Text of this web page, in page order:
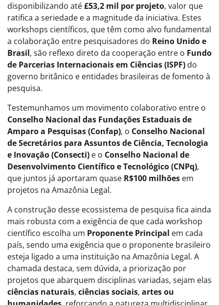
disponibilizando até£53,2 mil por projeto, valor que
ratifica a seriedade e a magnitude da iniciativa. Estes
workshops científicos, que têm como alvo fundamental
a colaboração entre pesquisadores do Reino Unido e
Brasil, são reflexo direto da cooperação entre o Fundo
de Parcerias Internacionais em Ciências (ISPF) do
governo britânico e entidades brasileiras de fomento à
pesquisa.
Testemunhamos um movimento colaborativo entre o
Conselho Nacional das Fundações Estaduais de
Amparo a Pesquisas (Confap), o Conselho Nacional
de Secretários para Assuntos de Ciência, Tecnologia
e Inovação (Consecti) e o Conselho Nacional de
Desenvolvimento Científico e Tecnológico (CNPq),
que juntos já aportaram quase R$100 milhões em
projetos na Amazônia Legal.
A construção desse ecossistema de pesquisa fica ainda
mais robusta com a exigência de que cada workshop
científico escolha um Proponente Principal em cada
país, sendo uma exigência que o proponente brasileiro
esteja ligado a uma instituição na Amazônia Legal. A
chamada destaca, sem dúvida, a priorização por
projetos que abarquem disciplinas variadas, sejam elas
ciências naturais, ciências sociais, artes ou